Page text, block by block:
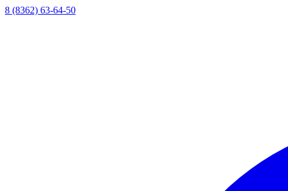
8 (8362) 63-64-50